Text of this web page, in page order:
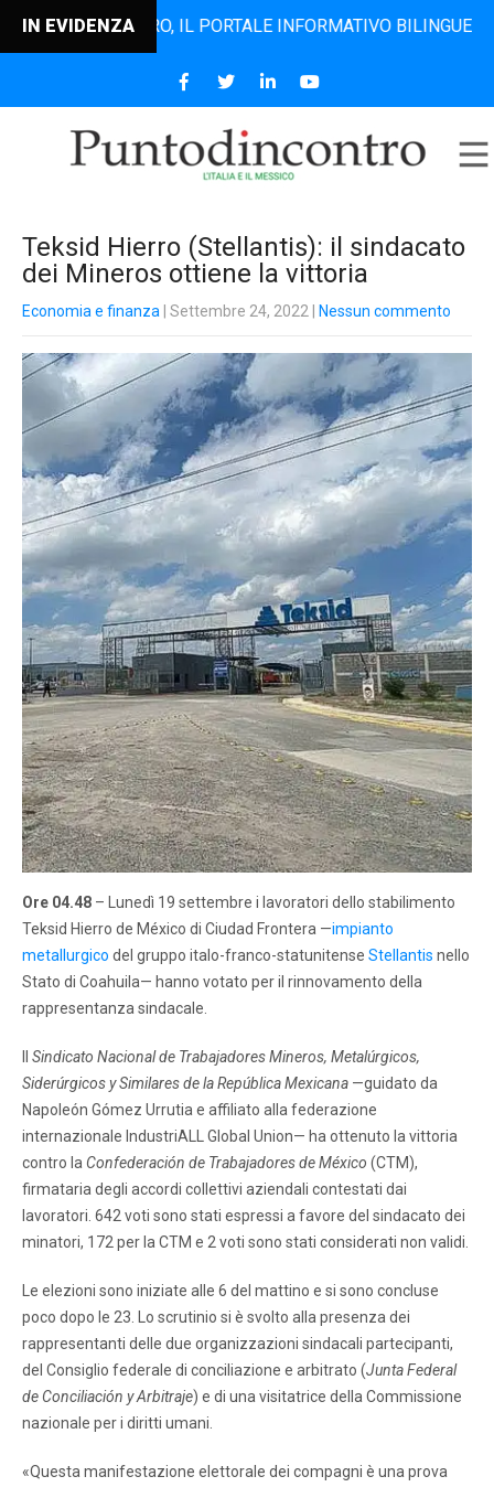
IN EVIDENZAIL PORTALE INFORMATIVO BILINGUE CHE
Teksid Hierro (Stellantis): il sindacato
dei Mineros ottiene la vittoria
Economia e finanza | Settembre 24, 2022 Nessun commento
Ore 04.48 – Lunedì 19 settembre i lavoratori dello stabilimento
Teksid Hierro de México di Ciudad Frontera —impianto
metallurgico del gruppo italo-franco-statunitense Stellantis nello
Stato di Coahuila— hanno votato per il rinnovamento della
rappresentanza sindacale.
Sindicato Nacional de Trabajadores Mineros, Metalúrgicos,
Siderúrgicos y Similares de la República Mexicana —guidato da
Napoleón Gómez Urrutia e affiliato alla federazione
internazionale IndustriALL Global Union— ha ottenuto la vittoria
contro la Confederación de Trabajadores de México (CTM),
firmataria degli accordi collettivi aziendali contestati dai
lavoratori. 642 voti sono stati espressi a favore del sindacato dei
minatori, 172 per la CTM e 2 voti sono stati considerati non validi.
Le elezioni sono iniziate alle 6 del mattino e si sono concluse
poco dopo le 23. Lo scrutinio si è svolto alla presenza dei
rappresentanti delle due organizzazioni sindacali partecipanti,
del Consiglio federale di conciliazione e arbitrato (Junta Federal
de Conciliación y Arbitraje) e di una visitatrice della Commissione
nazionale per i diritti umani.
«Questa manifestazione elettorale dei compagni è una prova